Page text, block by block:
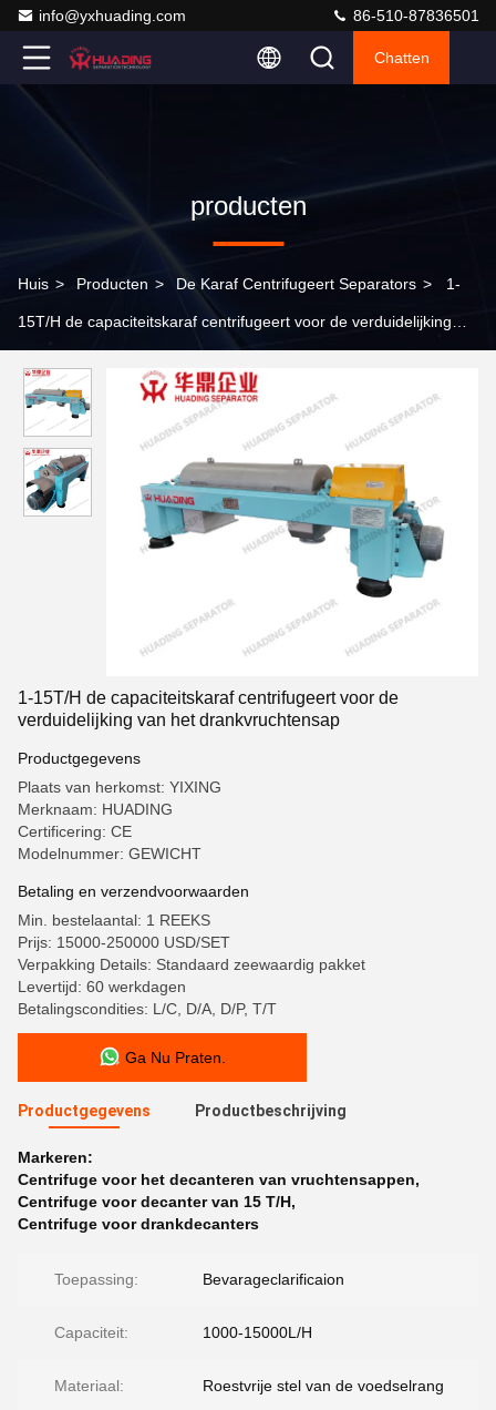
info@yxhuading.com 86-510-87836501
Chatten
producten
Huis > Producten > De Karaf Centrifugeert Separators > 1-
15T/H de capaciteitskaraf centrifugeert voor de verduidelijking
1-15T/H de capaciteitskaraf centrifugeert voor de
verduidelijking van het drankvruchtensap
Productgegevens
Plaats van herkomst: YIXING
Merknaam: HUADING
Certificering: CE
Modelnummer: GEWICHT
Betaling en verzendvoorwaarden
Min. bestelaantal: 1 REEKS
Prijs: 15000-250000 USD/SET
Verpakking Details: Standaard zeewaardig pakket
Levertijd: 60 werkdagen
Betalingscondities: L/C, D/A, D/P, T/T
Ga Nu Praten.
Productgegevens Productbeschrijving
Markeren:
Centrifuge voor het decanteren van vruchtensappen,
Centrifuge voor decanter van 15 T/H,
Centrifuge voor drankdecanters
Toepassing: Bevarageclarificaion
Capaciteit: 1000-15000L/H
Materiaal: Roestvrije stel van de voedselrang